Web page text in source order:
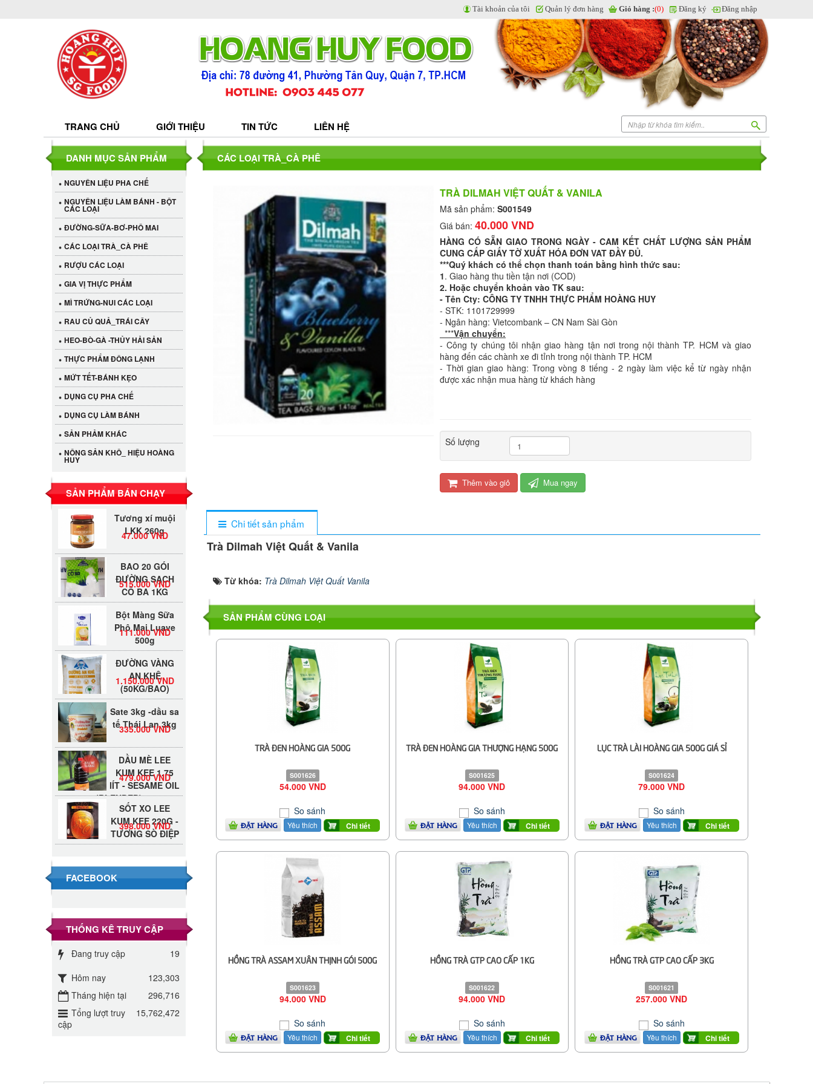
TRANG CHỦ GIỚI THIỆU TIN TỨC LIÊN HỆ
Tài khoản của tôi Quản lý đơn hàng Giỏ hàng :(0) Đăng ký Đăng nhập
CÁC LOẠI TRÀ_CÀ PHÊ
TRÀ DILMAH VIỆT QUẤT & VANILA
Mã sản phẩm: S001549
Giá bán: 40.000 VND
HÀNG CÓ SẴN GIAO TRONG NGÀY - CAM KẾT CHẤT LƯỢNG SẢN PHẨM
CUNG CẤP GIẤY TỜ XUẤT HÓA ĐƠN VAT ĐẦY ĐỦ.
***Quý khách có thể chọn thanh toán bằng hình thức sau:
1. Giao hàng thu tiền tận nơi (COD)
2. Hoặc chuyển khoản vào TK sau:
- Tên Cty: CÔNG TY TNHH THỰC PHẨM HOÀNG HUY
- STK: 1101729999
- Ngân hàng: Vietcombank – CN Nam Sài Gòn
***Vận chuyển:
- Công ty chúng tôi nhận giao hàng tận nơi trong nội thành TP. HCM và giao
hàng đến các chành xe đi tỉnh trong nội thành TP. HCM
- Thời gian giao hàng: Trong vòng 8 tiếng - 2 ngày làm việc kể từ ngày nhận
được xác nhận mua hàng từ khách hàng
Số lượng
Thêm vào giỏ Mua ngay
Chi tiết sản phẩm
Trà Dilmah Việt Quất & Vanila
Từ khóa: Trà Dilmah Việt Quất Vanila
SẢN PHẨM CÙNG LOẠI
TRÀ ĐEN HOÀNG GIA 500G
S001626
54.000 VND
So sánh
ĐẶT HÀNG Yêu thích Chi tiết
TRÀ ĐEN HOÀNG GIA THƯỢNG HẠNG 500G
S001625
94.000 VND
So sánh
ĐẶT HÀNG Yêu thích Chi tiết
LỤC TRÀ LÀI HOÀNG GIA 500G GIÁ SỈ
S001624
79.000 VND
So sánh
ĐẶT HÀNG Yêu thích Chi tiết
HỒNG TRÀ ASSAM XUÂN THỊNH GÓI 500G
S001623
94.000 VND
So sánh
ĐẶT HÀNG Yêu thích Chi tiết
HỒNG TRÀ GTP CAO CẤP 1KG
S001622
94.000 VND
So sánh
ĐẶT HÀNG Yêu thích Chi tiết
HỒNG TRÀ GTP CAO CẤP 3KG
S001621
257.000 VND
So sánh
ĐẶT HÀNG Yêu thích Chi tiết
DANH MỤC SẢN PHẨM
NGUYÊN LIỆU PHA CHẾ
NGUYÊN LIỆU LÀM BÁNH - BỘT
CÁC LOẠI
ĐƯỜNG-SỮA-BƠ-PHÔ MAI
CÁC LOẠI TRÀ_CÀ PHÊ
RƯỢU CÁC LOẠI
GIA VỊ THỰC PHẨM
MÌ TRỨNG-NUI CÁC LOẠI
RAU CỦ QUẢ_TRÁI CÂY
HEO-BÒ-GÀ -THỦY HẢI SẢN
THỰC PHẨM ĐÔNG LẠNH
MỨT TẾT-BÁNH KẸO
DỤNG CỤ PHA CHẾ
DỤNG CỤ LÀM BÁNH
SẢN PHẢM KHÁC
NÔNG SẢN KHÔ_ HIỆU HOÀNG
HUY
SẢN PHẨM BÁN CHẠY
Cần Tây Đà Lạt
40.000 VND
LỐC 12 HỦ
LKK 260g
LKK 260g
47.000 VND
BAO 20 GÓI
ĐƯỜNG SẠCH
CÔ BA 1KG
515.000 VND
Bột Màng Sữa
Phô Mai Luave
500g
111.000 VND
ĐƯỜNG VÀNG
AN KHÊ
(50KG/BAO)
1.150.000 VND
Sate 3kg -dầu sa
tế Thái Lan 3kg
335.000 VND
DẦU MÈ LEE
KUM KEE 1.75
lÍT - SESAME OIL
(BLENDED)
479.000 VND
SỐT XO LEE
KUM KEE 220G -
TƯƠNG SÒ ĐIỆP
398.000 VND
Đường Thốt Nốt
40.000 VND
Long An bao
295.000 VND
Đường mía thiên
gói 1kg
32.000 VND
FACEBOOK
THỐNG KÊ TRUY CẬP
Đang truy cập
19
Hôm nay
123,303
Tháng hiện tại
296,716
Tổng lượt truy
cập
15,762,472